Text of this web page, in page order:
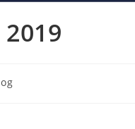
2019